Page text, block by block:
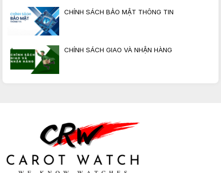
CHÍNH SÁCH BẢO MẬT THÔNG TIN
CHÍNH SÁCH GIAO VÀ NHẬN HÀNG